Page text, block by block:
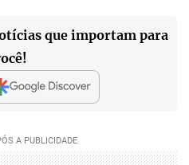
que importam para